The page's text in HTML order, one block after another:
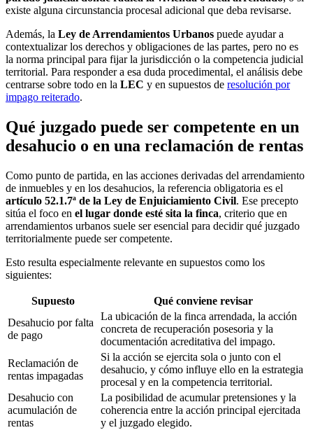
existe alguna circunstancia procesal adicional que deba revisarse.
Además, la Ley de Arrendamientos Urbanos puede ayudar a
contextualizar los derechos y obligaciones de las partes, pero no es
la norma principal para fijar la jurisdicción o la competencia judicial
territorial. Para responder a esa duda procedimental, el análisis debe
centrarse sobre todo en la LEC y en supuestos de resolución por
impago reiterado.
Qué juzgado puede ser competente en un
desahucio o en una reclamación de rentas
Como punto de partida, en las acciones derivadas del arrendamiento
de inmuebles y en los desahucios, la referencia obligatoria es el
artículo 52.1.7ª de la Ley de Enjuiciamiento Civil. Ese precepto
sitúa el foco en el lugar donde esté sita la finca, criterio que en
arrendamientos urbanos suele ser esencial para decidir qué juzgado
territorialmente puede ser competente.
Esto resulta especialmente relevante en supuestos como los
siguientes:
Supuesto
Qué conviene revisar
Desahucio por falta
de pago
La ubicación de la finca arrendada, la acción
concreta de recuperación posesoria y la
documentación acreditativa del impago.
Reclamación de
rentas impagadas
Si la acción se ejercita sola o junto con el
desahucio, y cómo influye ello en la estrategia
procesal y en la competencia territorial.
Desahucio con
acumulación de
rentas
La posibilidad de acumular pretensiones y la
coherencia entre la acción principal ejercitada
y el juzgado elegido.